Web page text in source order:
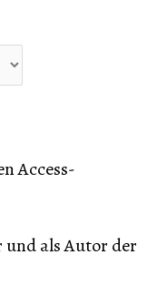
Access-
als Autor der